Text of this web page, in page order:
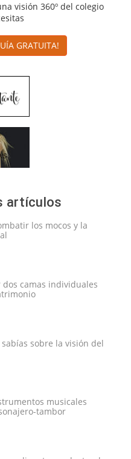
visión 360º del colegio
GRATUITA!
artículos
los mocos y la
dos camas individuales
sobre la visión del
musicales
tambor